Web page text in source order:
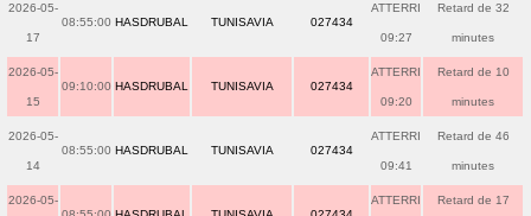
2026-05-
17
08:55:00 HASDRUBAL TUNISAVIA 027434
ATTERRI
09:27
Retard de 32
minutes
2026-05-
15
09:10:00 HASDRUBAL TUNISAVIA 027434
ATTERRI
09:20
Retard de 10
minutes
2026-05-
14
08:55:00 HASDRUBAL TUNISAVIA 027434
ATTERRI
09:41
Retard de 46
minutes
2026-05- ATTERRI Retard de 17